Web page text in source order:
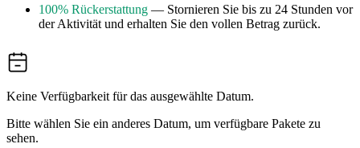
100% Rückerstattung — Stornieren Sie bis zu 24 Stunden vor
der Aktivität und erhalten Sie den vollen Betrag zurück.
Keine Verfügbarkeit für das ausgewählte Datum.
Bitte wählen Sie ein anderes Datum, um verfügbare Pakete zu
sehen.